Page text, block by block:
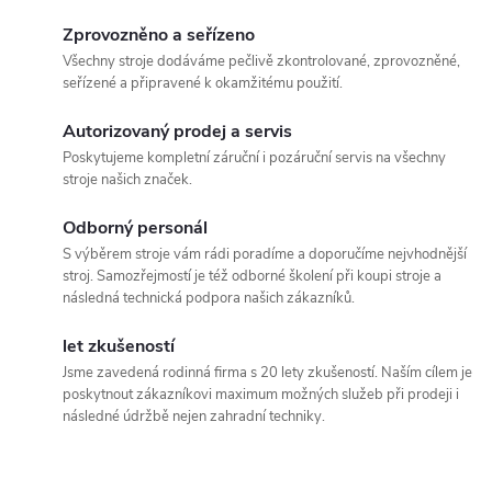
Zprovozněno a seřízeno
Všechny stroje dodáváme pečlivě zkontrolované, zprovozněné,
seřízené a připravené k okamžitému použití.
Autorizovaný prodej a servis
Poskytujeme kompletní záruční i pozáruční servis na všechny
stroje našich značek.
Odborný personál
S výběrem stroje vám rádi poradíme a doporučíme nejvhodnější
stroj. Samozřejmostí je též odborné školení při koupi stroje a
následná technická podpora našich zákazníků.
let zkušeností
Jsme zavedená rodinná firma s 20 lety zkušeností. Naším cílem je
poskytnout zákazníkovi maximum možných služeb při prodeji i
následné údržbě nejen zahradní techniky.